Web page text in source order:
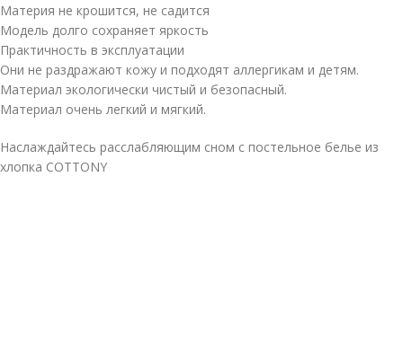
Материя не крошится, не садится
Модель долго сохраняет яркость
Практичность в эксплуатации
Они не раздражают кожу и подходят аллергикам и детям.
Материал экологически чистый и безопасный.
Материал очень легкий и мягкий.
Наслаждайтесь расслабляющим сном с постельное белье из
хлопка COTTONY